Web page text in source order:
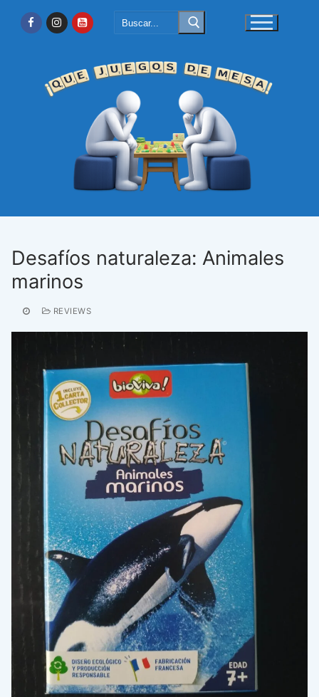
Buscar:
Desafíos naturaleza: Animales
marinos
REVIEWS